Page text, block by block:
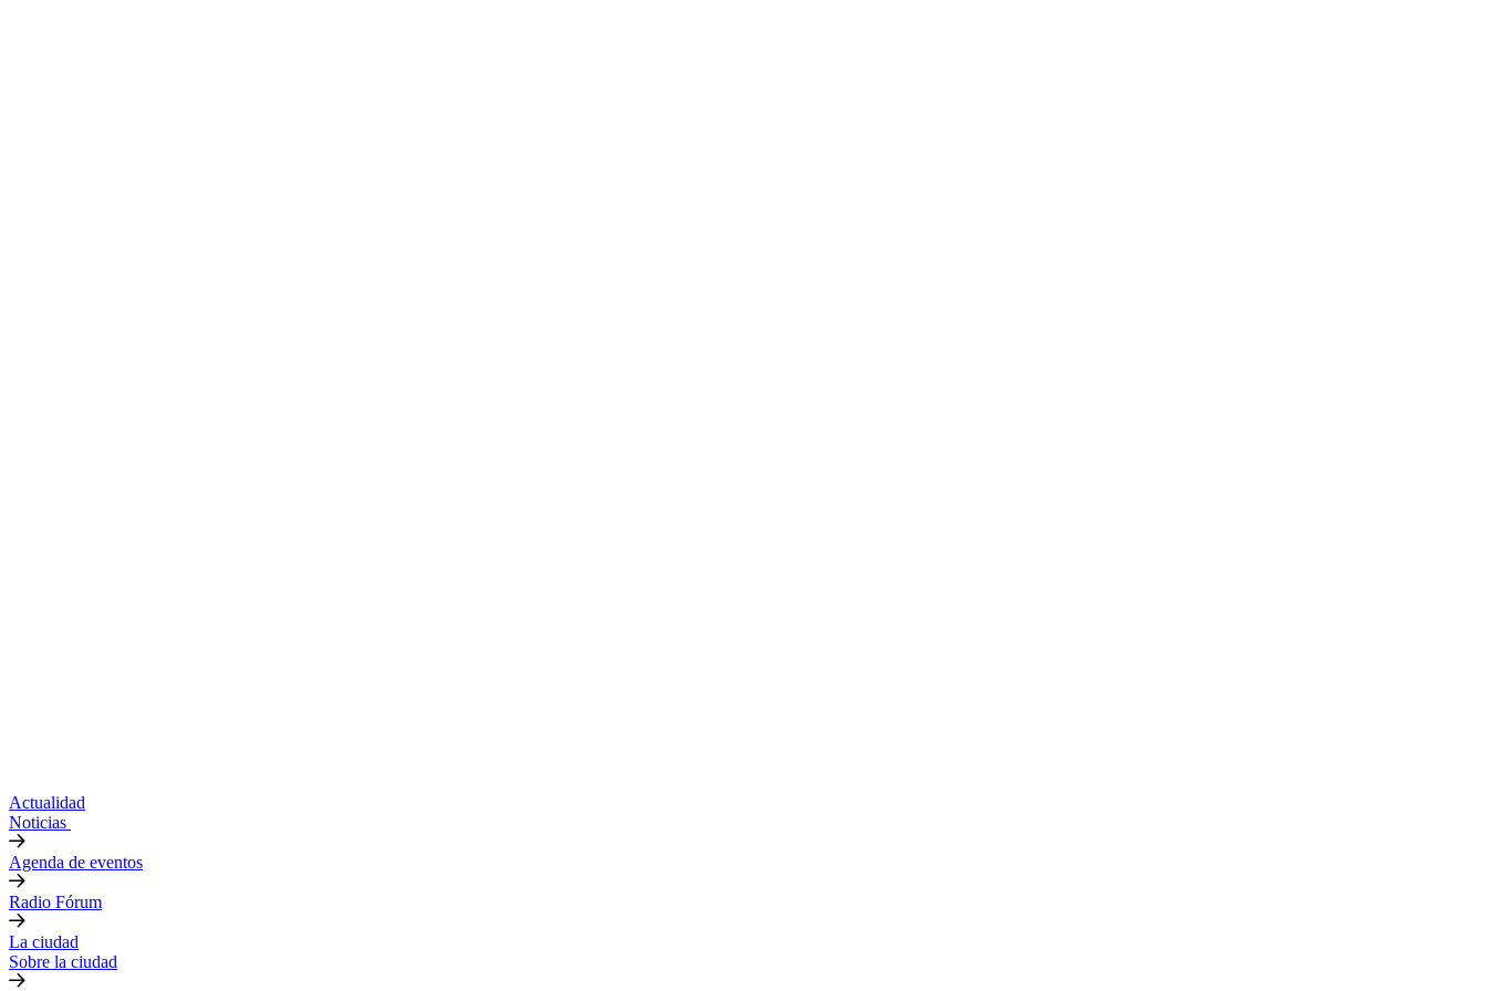
Actualidad
Noticias
Agenda de eventos
Radio Fórum
La ciudad
Sobre la ciudad